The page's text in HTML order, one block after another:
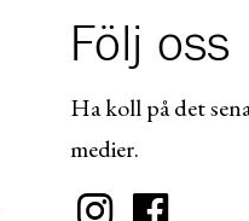
Följ oss
Ha koll på det
medier.